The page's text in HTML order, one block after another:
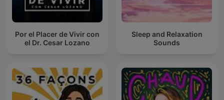
Por el Placer de Vivir con
el Dr. Cesar Lozano
Sleep and Relaxation
Sounds